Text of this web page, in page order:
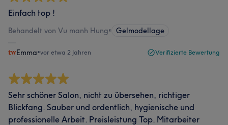
Einfach top !
Behandelt von Vu manh Hung• Gelmodellage
Emma•vor etwa 2 Jahren Verifizierte Bewertung
Sehr schöner Salon, nicht zu übersehen, richtiger
Blickfang. Sauber und ordentlich, hygienische und
professionelle Arbeit. Preisleistung Top. Mitarbeiter